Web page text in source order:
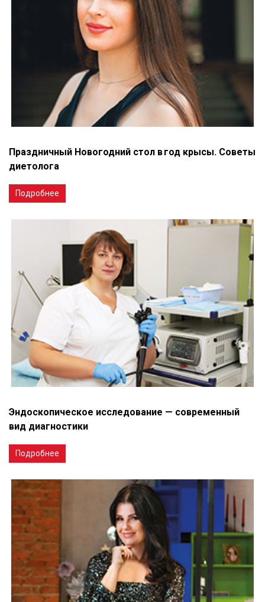
Праздничный Новогодний стол в год крысы. Советы
диетолога
Подробнее
Эндоскопическое исследование — современный
вид диагностики
Подробнее